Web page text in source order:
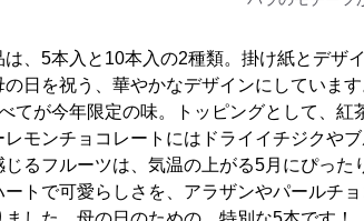
は、5本入と10本入の2種類。掛け紙とデザ
の日を祝う、華やかなデザインにしています
てが今年限定の味。トッピングとして、紅
レモンチョコレートにはドライイチジクや
じるフルーツは、気温の上がる5月にぴった
ートで可愛らしさを、アラザンやパールチ